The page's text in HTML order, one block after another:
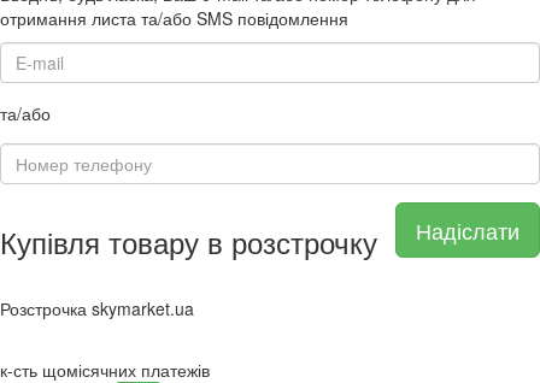
отримання листа та/або SMS повідомлення
та/або
Надіслати
Купівля товару в розстрочку
Розстрочка skymarket.ua
к-сть щомісячних платежів